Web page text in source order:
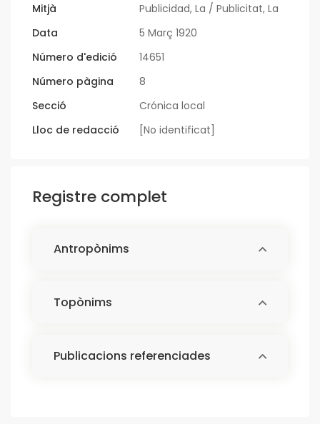
Mitjà
Publicidad, La / Publicitat, La
Data
5 Març 1920
Número d'edició
14651
Número pàgina
8
Secció
Crónica local
Lloc de redacció
[No identificat]
Registre complet
Antropònims
Topònims
Publicacions referenciades